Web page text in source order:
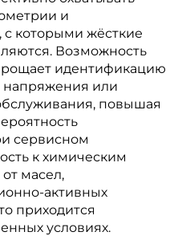
и
которыми жёсткие
Возможность
идентификацию
напряжения или
повышая
сервисном
к химическим
масел,
активных
приходится
условиях.